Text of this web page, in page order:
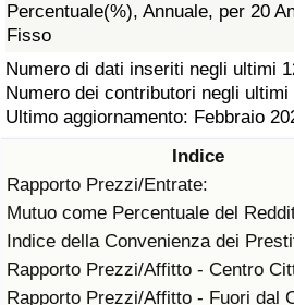
Percentuale(%), Annuale, per 20
Fisso
Numero di dati inseriti negli ultimi
Numero dei contributori negli
Ultimo aggiornamento: Febbraio
Indice
Rapporto Prezzi/Entrate:
Mutuo come Percentuale del
Indice della Convenienza dei
Rapporto Prezzi/Affitto - Centro
Rapporto Prezzi/Affitto - Fuori dal
Indice dell’Assistenza Sanitaria
Nazione
Inquinamento
Indice dell’Inquinamento
Indice di inquinamento
Indice dell’Inquinamento per